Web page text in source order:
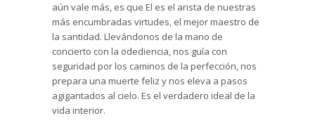
aún vale más, es que El es el arista de nuestras
más encumbradas virtudes, el mejor maestro de
la santidad. Llevándonos de la mano de
concierto con la odediencia, nos guía con
seguridad por los caminos de la perfección, nos
prepara una muerte feliz y nos eleva a pasos
agigantados al cielo. Es el verdadero ideal de la
vida interior.